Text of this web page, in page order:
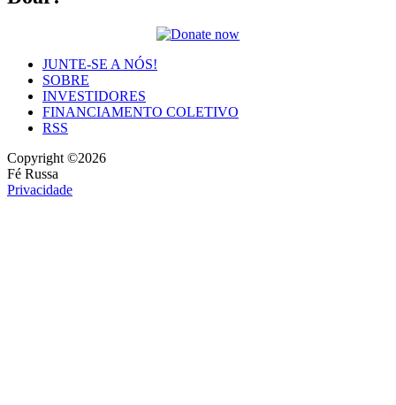
JUNTE-SE A NÓS!
SOBRE
INVESTIDORES
FINANCIAMENTO COLETIVO
RSS
Copyright ©2026
Fé Russa
Privacidade